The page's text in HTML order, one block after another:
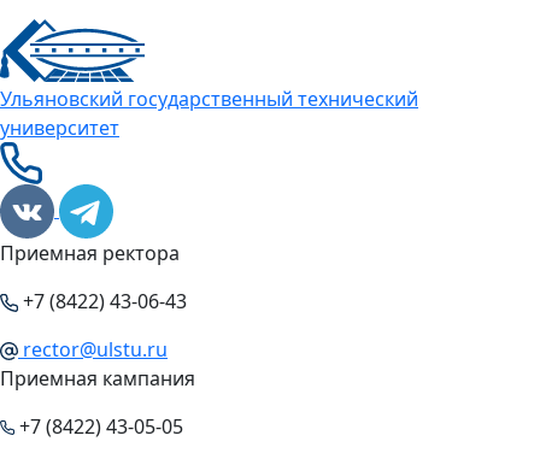
Ульяновский государственный технический
университет
Приемная ректора
+7 (8422) 43-06-43
rector@ulstu.ru
Приемная кампания
+7 (8422) 43-05-05